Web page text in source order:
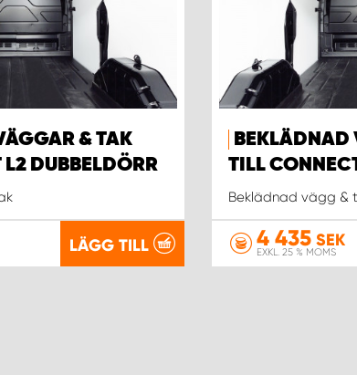
& TAK
DUBBELDÖRR
LÄGG TILL
BEKLÄDNAD
TILL
Beklädnad vägg &
4 435SEK
EXKL. 25 % MOMS